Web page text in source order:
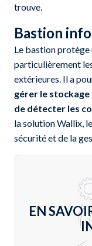
trouve.
Bastion
Le bastion protège
particulièrement
extérieures. Il a
gérer le
de détecter les
la solution Wallix,
sécurité et de la
EN